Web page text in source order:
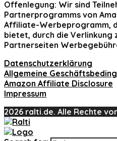
Offenlegung: Wir sind
Partnerprogramms von
Affiliate-Werbeprogramm,
bietet, durch die Verlinkung
Partnerseiten
Datenschutzerklärung
Allgemeine
Amazon Affiliate Disclosure
Impressum
2026 ralti.de. Alle Rechte